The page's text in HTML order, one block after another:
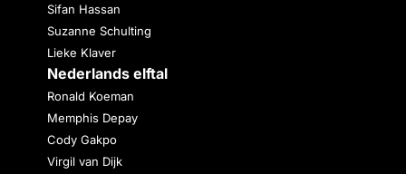
Sifan Hassan
Suzanne Schulting
Lieke Klaver
Nederlands elftal
Ronald Koeman
Memphis Depay
Cody Gakpo
Virgil van Dijk